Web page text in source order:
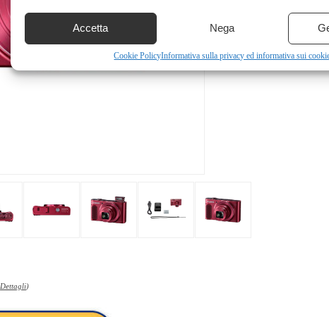
Accetta Nega
Cookie PolicyInformativa sulla privacy ed informativa sui
Dettagli)